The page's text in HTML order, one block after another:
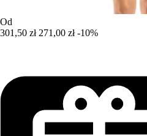
Od
301,50 zł 271,00 zł -10%